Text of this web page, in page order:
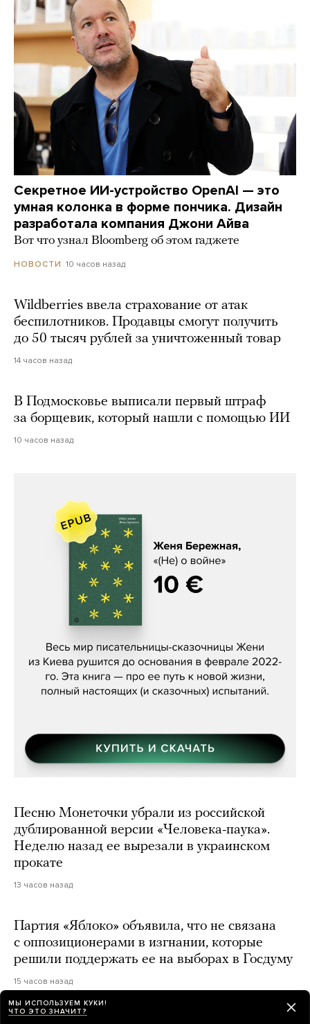
Секретное ИИ-устройство OpenAI — это
умная колонка в форме пончика. Дизайн
разработала компания Джони Айва
Вот что узнал Bloomberg об этом гаджете
НОВОСТИ 10 часов назад
Wildberries ввела страхование от атак
беспилотников. Продавцы смогут получить
до 50 тысяч рублей за уничтоженный товар
14 часов назад
В Подмосковье выписали первый штраф
за борщевик, который нашли с помощью ИИ
10 часов назад
Женя Бережная, «(Не) о войне»
Песню Монеточки убрали из российской
дублированной версии «Человека-паука».
Неделю назад ее вырезали в украинском
прокате
13 часов назад
Партия «Яблоко» объявила, что не связана
с оппозиционерами в изгнании, которые
решили поддержать ее на выборах в Госдуму
15 часов назад
МЫ ИСПОЛЬЗУЕМ КУКИ!
ЧТО ЭТО ЗНАЧИТ?